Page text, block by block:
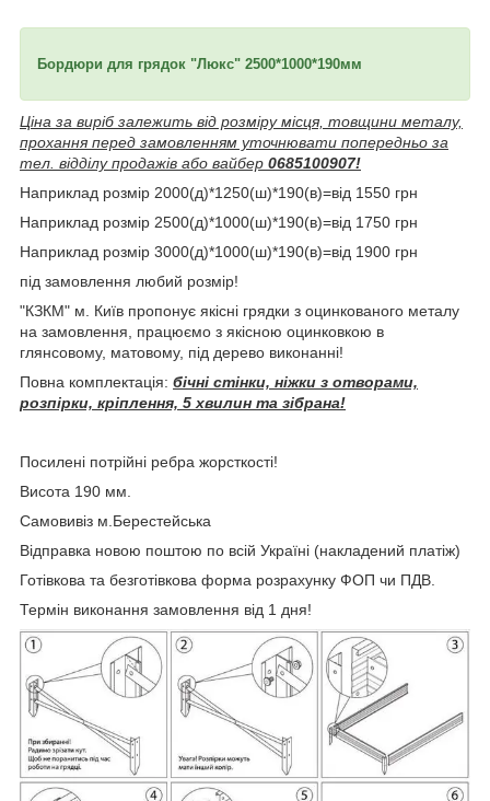
Бордюри для грядок "Люкс" 2500*1000*190мм
Ціна за виріб залежить від розміру місця, товщини металу,
прохання перед замовленням уточнювати попередньо за
тел. відділу продажів або вайбер 0685100907!
Наприклад розмір 2000(д)*1250(ш)*190(в)=від 1550 грн
Наприклад розмір 2500(д)*1000(ш)*190(в)=від 1750 грн
Наприклад розмір 3000(д)*1000(ш)*190(в)=від 1900 грн
під замовлення любий розмір!
"КЗКМ" м. Київ пропонує якісні грядки з оцинкованого металу
на замовлення, працюємо з якісною оцинковкою в
глянсовому, матовому, під дерево виконанні!
Повна комплектація: бічні стінки, ніжки з отворами,
розпірки, кріплення, 5 хвилин та зібрана!
Посилені потрійні ребра жорсткості!
Висота 190 мм.
Самовивіз м.Берестейська
Відправка новою поштою по всій Україні (накладений платіж)
Готівкова та безготівкова форма розрахунку ФОП чи ПДВ.
Термін виконання замовлення від 1 дня!